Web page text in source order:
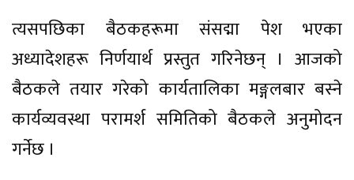
त्यसपछिका बैठकहरूमा संसद्मा पेश भएका
अध्यादेशहरू निर्णयार्थ प्रस्तुत गरिनेछन् । आजको
बैठकले तयार गरेको कार्यतालिका मङ्गलबार बस्ने
कार्यव्यवस्था परामर्श समितिको बैठकले अनुमोदन
गर्नेछ ।